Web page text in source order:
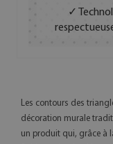
✓
Les contours des
décoration murale
un produit qui, grâce à